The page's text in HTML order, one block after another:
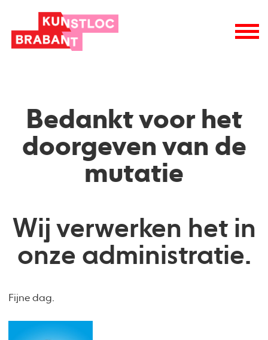
Bedankt voor het
doorgeven van de
mutatie
Wij verwerken het in
onze administratie.
Fijne dag.